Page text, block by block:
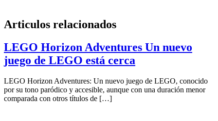
Articulos relacionados
LEGO Horizon Adventures Un nuevo
juego de LEGO está cerca
LEGO Horizon Adventures: Un nuevo juego de LEGO, conocido
por su tono paródico y accesible, aunque con una duración menor
comparada con otros títulos de […]